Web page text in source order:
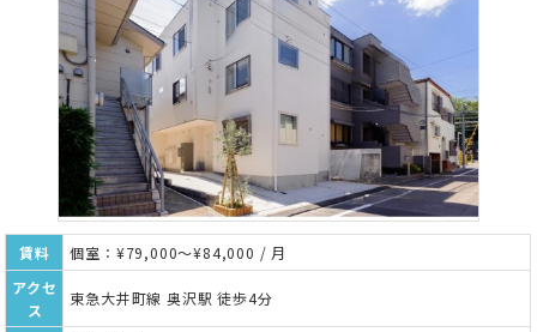
賃料
個室：¥79,000～¥84,000 / 月
アクセ
ス
東急大井町線 奥沢駅 徒歩4分